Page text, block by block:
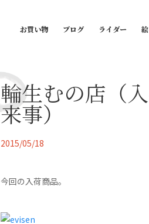
お買い物 ブログ ライダー
輪生むの店（
来事）
2015/05/18
今回の入荷商品。